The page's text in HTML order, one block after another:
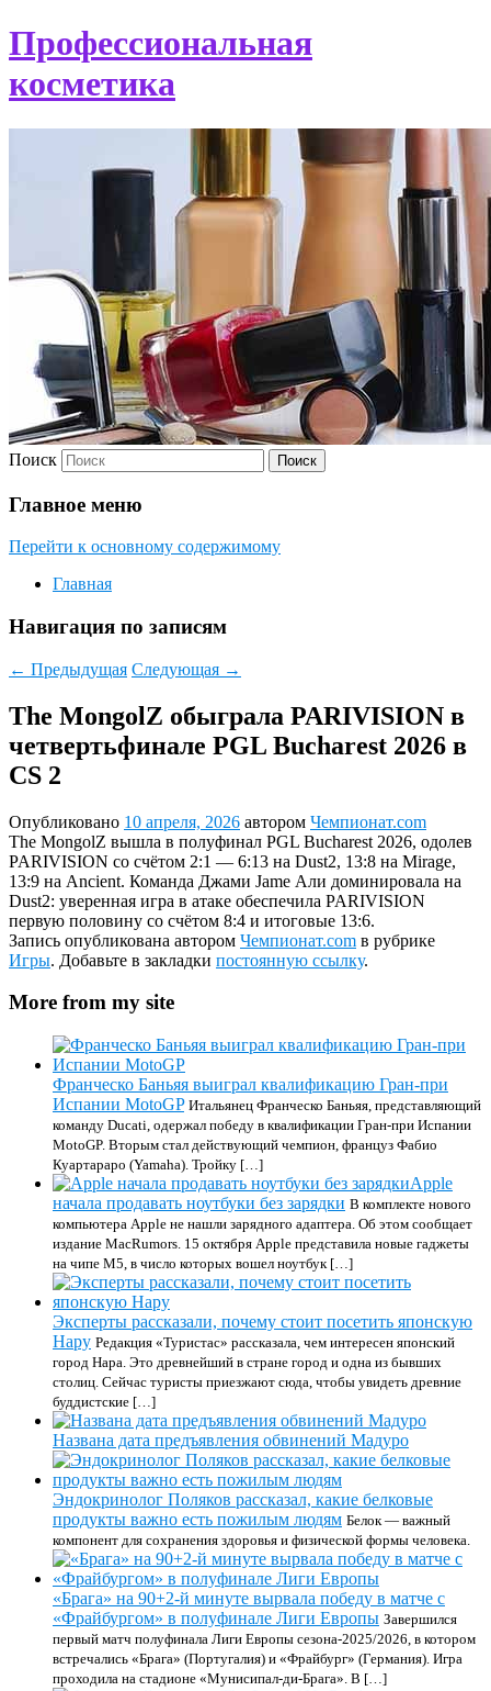
Профессиональная
косметика
Поиск
Главное меню
Перейти к основному содержимому
Главная
Навигация по записям
← Предыдущая Следующая →
The MongolZ обыграла PARIVISION в
четвертьфинале PGL Bucharest 2026 в
CS 2
Опубликовано 10 апреля, 2026 автором Чемпионат.com
The MongolZ вышла в полуфинал PGL Bucharest 2026, одолев
PARIVISION со счётом 2:1 — 6:13 на Dust2, 13:8 на Mirage,
13:9 на Ancient. Команда Джами Jame Али доминировала на
Dust2: уверенная игра в атаке обеспечила PARIVISION
первую половину со счётом 8:4 и итоговые 13:6.
Запись опубликована автором Чемпионат.com в рубрике
Игры. Добавьте в закладки постоянную ссылку.
More from my site
Франческо Баньяя выиграл квалификацию Гран-при
Испании MotoGP Итальянец Франческо Баньяя, представляющий
команду Ducati, одержал победу в квалификации Гран-при Испании
MotoGP. Вторым стал действующий чемпион, француз Фабио
Куартараро (Yamaha). Тройку […]
Apple
начала продавать ноутбуки без зарядки В комплекте нового
компьютера Apple не нашли зарядного адаптера. Об этом сообщает
издание MacRumors. 15 октября Apple представила новые гаджеты
на чипе M5, в число которых вошел ноутбук […]
Эксперты рассказали, почему стоит посетить японскую
Нару Редакция «Туристас» рассказала, чем интересен японский
город Нара. Это древнейший в стране город и одна из бывших
столиц. Сейчас туристы приезжают сюда, чтобы увидеть древние
буддистские […]
Названа дата предъявления обвинений Мадуро
Эндокринолог Поляков рассказал, какие белковые
продукты важно есть пожилым людям Белок — важный
компонент для сохранения здоровья и физической формы человека.
«Брага» на 90+2-й минуте вырвала победу в матче с
«Фрайбургом» в полуфинале Лиги Европы Завершился
первый матч полуфинала Лиги Европы сезона-2025/2026, в котором
встречались «Брага» (Португалия) и «Фрайбург» (Германия). Игра
проходила на стадионе «Мунисипал-ди-Брага». В […]